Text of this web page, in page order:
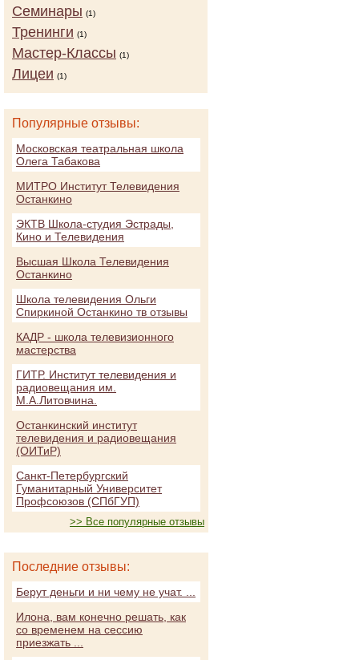
Семинары (1)
Тренинги (1)
Мастер-Классы (1)
Лицеи (1)
Популярные отзывы:
Московская театральная школа
Олега Табакова
МИТРО Институт Телевидения
Останкино
ЭКТВ Школа-студия Эстрады,
Кино и Телевидения
Высшая Школа Телевидения
Останкино
Школа телевидения Ольги
Спиркиной Останкино тв отзывы
КАДР - школа телевизионного
мастерства
ГИТР. Институт телевидения и
радиовещания им.
М.А.Литовчина.
Останкинский институт
телевидения и радиовещания
(ОИТиР)
Санкт-Петербургский
Гуманитарный Университет
Профсоюзов (СПбГУП)
>> Все популярные отзывы
Последние отзывы:
Берут деньги и ни чему не учат. ...
Илона, вам конечно решать, как
со временем на сессию
приезжать ...